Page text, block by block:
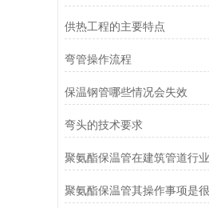
供热工程的主要特点
弯管操作流程
保温钢管哪些情况会失效
弯头的技术要求
聚氨酯保温管在建筑管道行
聚氨酯保温管其操作事项是